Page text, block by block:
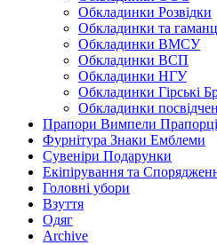
Обкладинки Розвідки
Обкладинки та
Обкладинки ВМСУ
Обкладинки ВСП
Обкладинки НГУ
Обкладинки Гірські
Обкладинки
Прапори Вимпели Прапорці
Фурнітура Знаки Емблеми
Сувеніри Подарунки
Екіпірування та
Головні убори
Взуття
Одяг
Archive